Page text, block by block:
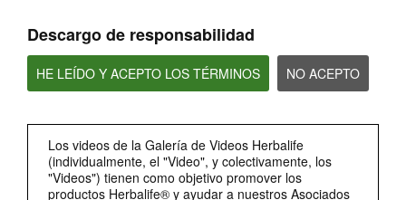
Descargo de responsabilidad
HE LEÍDO Y ACEPTO LOS TÉRMINOS NO ACEPTO
Los videos de la Galería de Videos Herbalife
(individualmente, el "Video", y colectivamente, los
"Videos") tienen como objetivo promover los
productos Herbalife® y ayudar a nuestros Asociados
Bioniq GO: Conoce los productos